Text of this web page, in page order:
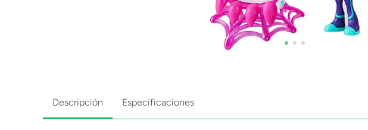
Descripción Especificaciones